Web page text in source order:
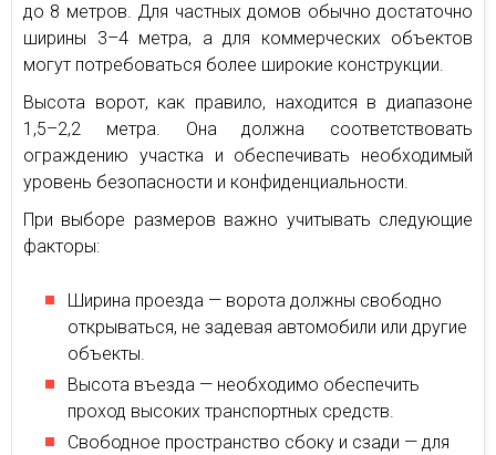
до 8 метров. Для частных домов обычно достаточно
ширины 3–4 метра, а для коммерческих объектов
могут потребоваться более широкие конструкции.
Высота ворот, как правило, находится в диапазоне
1,5–2,2 метра. Она должна соответствовать
ограждению участка и обеспечивать необходимый
уровень безопасности и конфиденциальности.
При выборе размеров важно учитывать следующие
факторы:
Ширина проезда — ворота должны свободно
открываться, не задевая автомобили или другие
объекты.
Высота въезда — необходимо обеспечить
проход высоких транспортных средств.
Свободное пространство сбоку и сзади — для